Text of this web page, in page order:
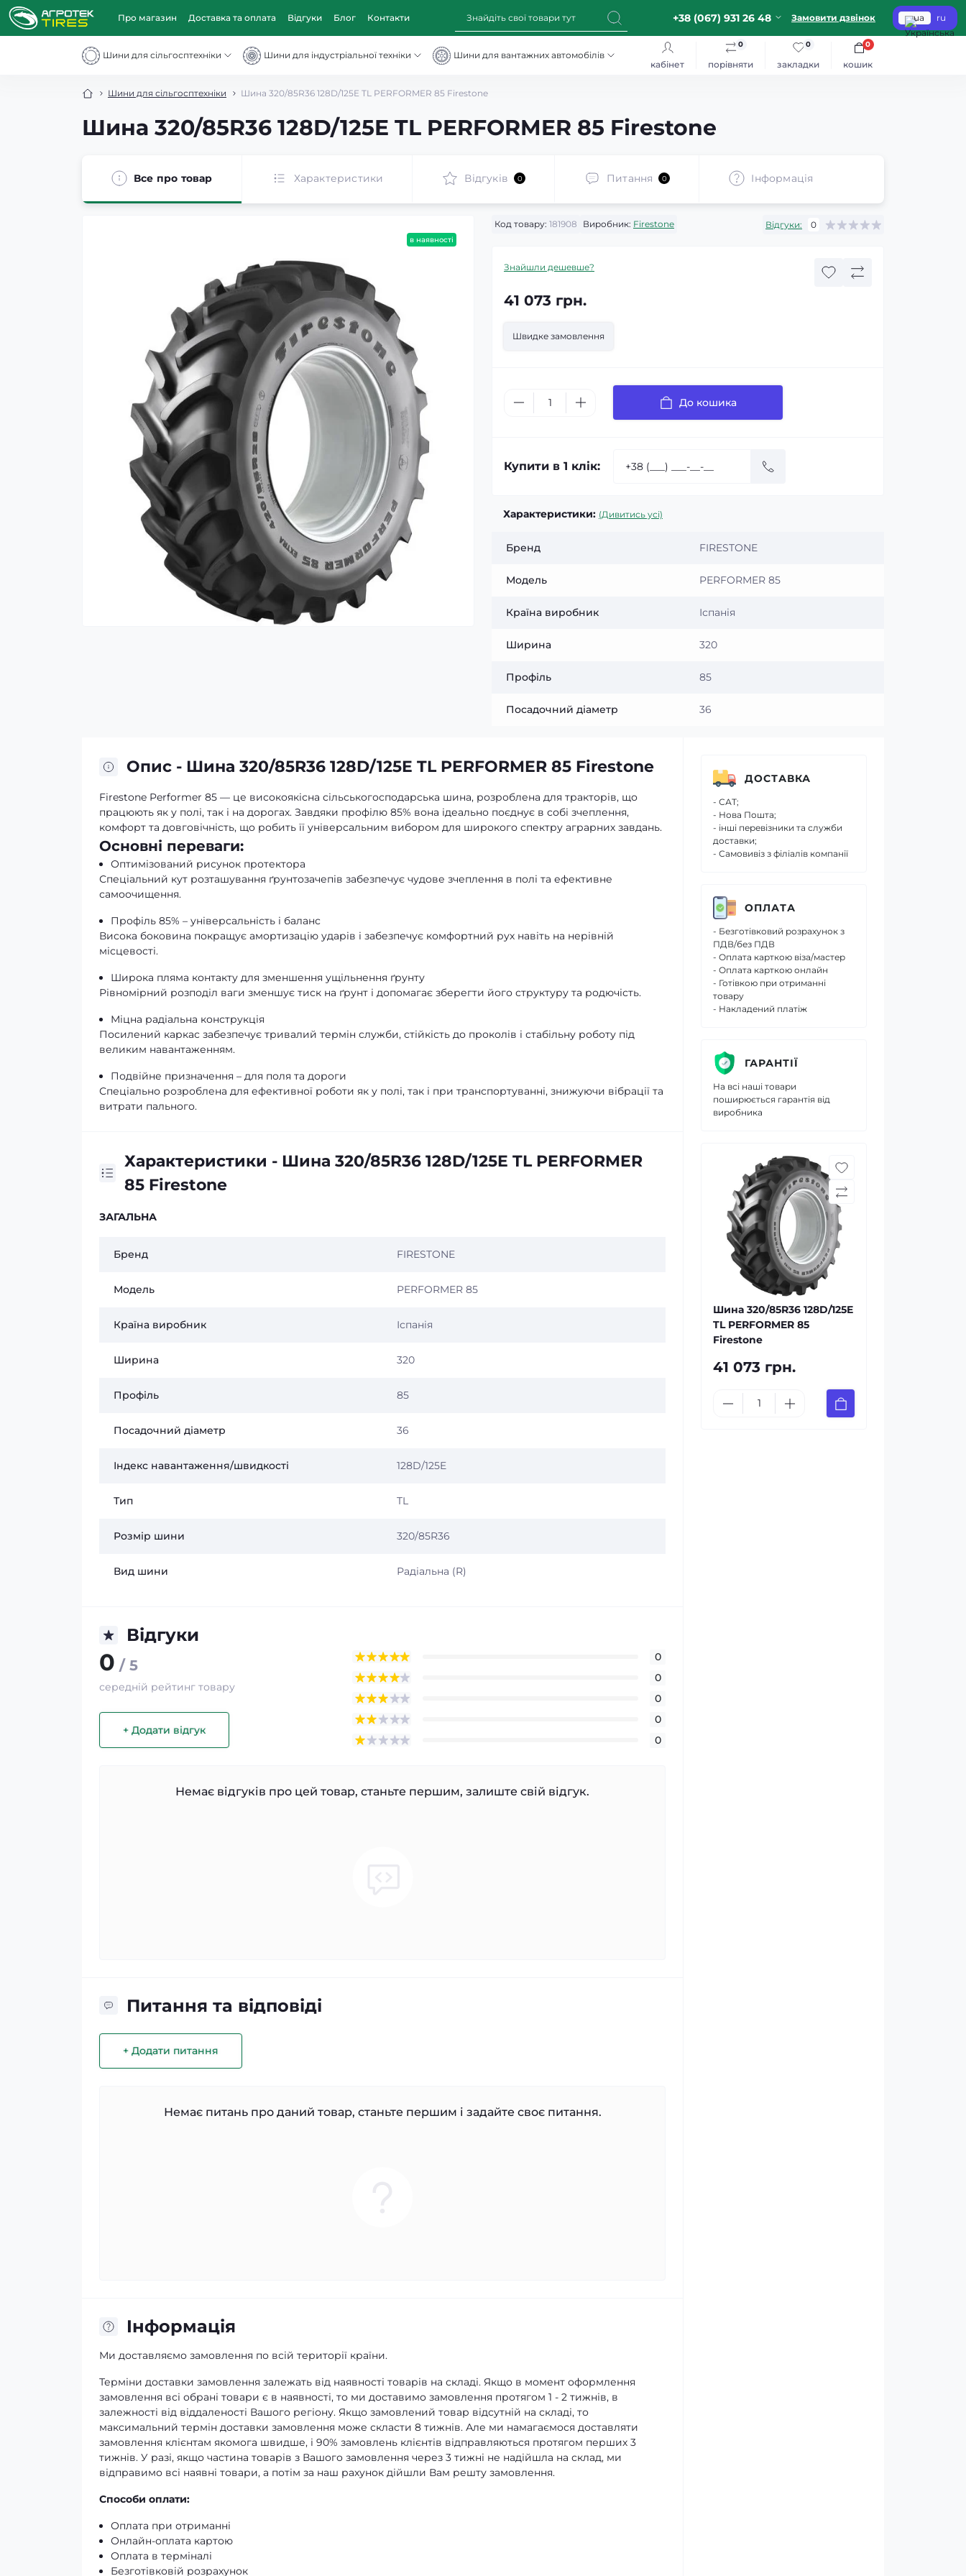
Про магазин Доставка та оплата Відгуки Блог Контакти +38 (067) 931 26 48 Замовити дзвінок ua ru
Шини для сільгосптехніки Шини для індустріальної техніки
Шини для вантажних автомобілів
кабінет
порівняти
0
закладки
0
кошик
0
Шини для сільгосптехніки Шина 320/85R36 128D/125E TL PERFORMER 85 Firestone
Шина 320/85R36 128D/125E TL PERFORMER 85 Firestone
Все про товар Характеристики Відгуків 0 Питання 0 Iнформація
в наявності
Код товару: 181908 Виробник: Firestone Відгуки: 0
Знайшли дешевше?
41 073 грн.
Швидке замовлення
До кошика
Купити в 1 клік:
Характеристики: (Дивитись усі)
Бренд FIRESTONE
Модель PERFORMER 85
Країна виробник Іспанія
Ширина 320
Профіль 85
Посадочний діаметр 36
Опис - Шина 320/85R36 128D/125E TL PERFORMER 85 Firestone
Firestone Performer 85 — це високоякісна сільськогосподарська шина, розроблена для тракторів, що
працюють як у полі, так і на дорогах. Завдяки профілю 85% вона ідеально поєднує в собі зчеплення,
комфорт та довговічність, що робить її універсальним вибором для широкого спектру аграрних завдань.
Основні переваги:
Оптимізований рисунок протектора
Спеціальний кут розташування ґрунтозачепів забезпечує чудове зчеплення в полі та ефективне
самоочищення.
Профіль 85% – універсальність і баланс
Висока боковина покращує амортизацію ударів і забезпечує комфортний рух навіть на нерівній
місцевості.
Широка пляма контакту для зменшення ущільнення ґрунту
Рівномірний розподіл ваги зменшує тиск на ґрунт і допомагає зберегти його структуру та родючість.
Міцна радіальна конструкція
Посилений каркас забезпечує тривалий термін служби, стійкість до проколів і стабільну роботу під
великим навантаженням.
Подвійне призначення – для поля та дороги
Спеціально розроблена для ефективної роботи як у полі, так і при транспортуванні, знижуючи вібрації та
витрати пального.
Характеристики - Шина 320/85R36 128D/125E TL PERFORMER
85 Firestone
ЗАГАЛЬНА
Бренд FIRESTONE
Модель PERFORMER 85
Країна виробник Іспанія
Ширина 320
Профіль 85
Посадочний діаметр 36
Індекс навантаження/швидкості 128D/125E
Тип TL
Розмір шини 320/85R36
Вид шини Радіальна (R)
Відгуки
0 / 5
середній рейтинг товару
+ Додати відгук
0
0
0
0
0
Немає відгуків про цей товар, станьте першим, залиште свій відгук.
Питання та відповіді
+ Додати питання
Немає питань про даний товар, станьте першим і задайте своє питання.
Iнформація
Ми доставляємо замовлення по всій території країни.
Терміни доставки замовлення залежать від наявності товарів на складі. Якщо в момент оформлення
замовлення всі обрані товари є в наявності, то ми доставимо замовлення протягом 1 - 2 тижнів, в
залежності від віддаленості Вашого регіону. Якщо замовлений товар відсутній на складі, то
максимальний термін доставки замовлення може скласти 8 тижнів. Але ми намагаємося доставляти
замовлення клієнтам якомога швидше, і 90% замовлень клієнтів відправляються протягом перших 3
тижнів. У разі, якщо частина товарів з Вашого замовлення через 3 тижні не надійшла на склад, ми
відправимо всі наявні товари, а потім за наш рахунок дійшли Вам решту замовлення.
Способи оплати:
Оплата при отриманні
Онлайн-оплата картою
Оплата в терміналі
Безготівковій розрахунок
ДОСТАВКА
- САТ;
- Нова Пошта;
- інші перевізники та служби
доставки;
- Самовивіз з філіалів компанії
ОПЛАТА
- Безготівковий розрахунок з
ПДВ/без ПДВ
- Оплата карткою віза/мастер
- Оплата карткою онлайн
- Готівкою при отриманні
товару
- Накладений платіж
ГАРАНТІЇ
На всі наші товари
поширюється гарантія від
виробника
Шина 320/85R36 128D/125E
TL PERFORMER 85
Firestone
41 073 грн.